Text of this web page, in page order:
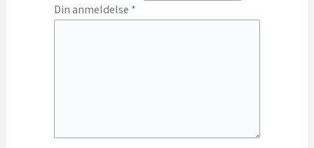
Din anmeldelse *